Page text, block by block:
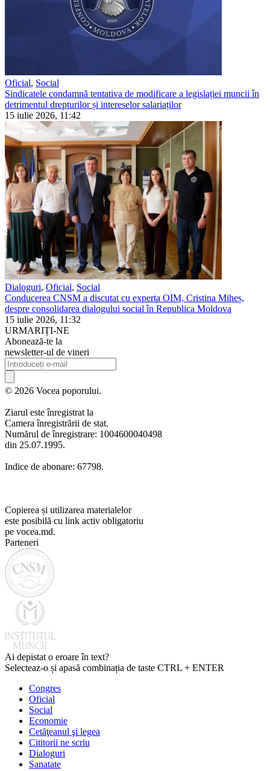
Oficial, Social
Sindicatele condamnă tentativa de modificare a legislației muncii în
detrimentul drepturilor și intereselor salariaților
15 iulie 2026, 11:42
Dialoguri, Oficial, Social
Conducerea CNSM a discutat cu experta OIM, Cristina Miheș,
despre consolidarea dialogului social în Republica Moldova
15 iulie 2026, 11:32
URMARIȚI-NE
Abonează-te la
newsletter-ul de vineri
© 2026 Vocea poporului.
Ziarul este înregistrat la
Camera înregistrării de stat.
Numărul de înregistrare: 1004600040498
din 25.07.1995.
Indice de abonare: 67798.
Copierea și utilizarea materialelor
este posibilă cu link activ obligatoriu
pe vocea.md.
Parteneri
Ai depistat o eroare în text?
Selecteaz-o și apasă combinația de taste CTRL + ENTER
Congres
Oficial
Social
Economie
Cetăţeanul şi legea
Cititorii ne scriu
Dialoguri
Sanatate